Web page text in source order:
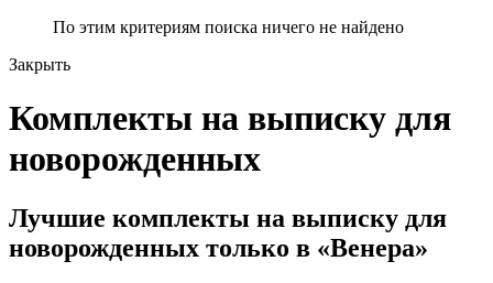
По этим критериям поиска ничего не найдено
Закрыть
Комплекты на выписку для
новорожденных
Лучшие комплекты на выписку для
новорожденных только в «Венера»